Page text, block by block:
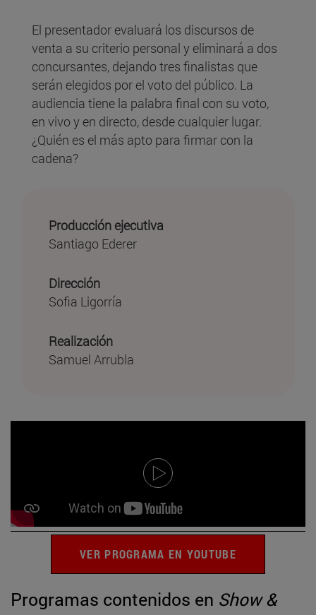
El presentador evaluará los discursos de
venta a su criterio personal y eliminará a dos
concursantes, dejando tres finalistas que
serán elegidos por el voto del público. La
audiencia tiene la palabra final con su voto,
en vivo y en directo, desde cualquier lugar.
¿Quién es el más apto para firmar con la
cadena?
Producción ejecutiva
Santiago Ederer
Dirección
Sofia Ligorría
Realización
Samuel Arrubla
VER PROGRAMA EN YOUTUBE
Programas contenidos en Show &